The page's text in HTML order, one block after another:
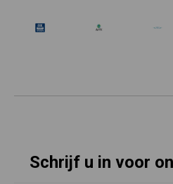
Schrijf u in voor